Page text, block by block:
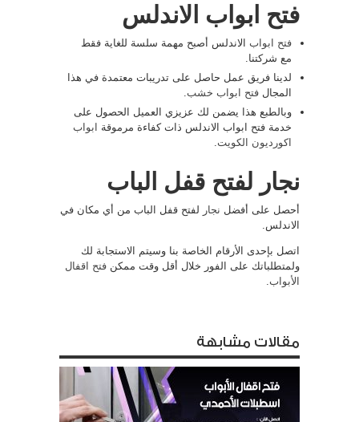
فتح ابواب الاندلس
فتح ابواب الاندلس أصبح مهمة سلسة للغاية فقط
مع شركتنا.
لدينا فريق عمل حاصل على تدريبات معتمدة في هذا
المجال فتح ابواب خشب
وبالطبع هذا يضمن لك عزيزي العميل الحصول على
خدمة فتح ابواب الاندلس ذات كفاءة مرموقة
ابواب
اكورديون الكويت
نجار لفتح قفل الباب
أحصل على أفضل نجار لفتح قفل الباب من أي مكان في
الاندلس.
اتصل بإحدى الأرقام الخاصة بنا وسيتم الاستجابة لك
ولمتطلباتك على الفور خلال أقل وقت ممكن فتح اقفال
الأبواب
مقالات مشابهة